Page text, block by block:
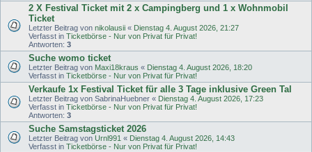
2 X Festival Ticket mit 2 x Campingberg und 1 x Wohnmobil
Ticket
Letzter Beitrag von nikolausii « Dienstag 4. August 2026, 21:27
Verfasst in Ticketbörse - Nur von Privat für Privat!
Antworten: 3
Suche womo ticket
Letzter Beitrag von Maxi18kraus « Dienstag 4. August 2026, 18:20
Verfasst in Ticketbörse - Nur von Privat für Privat!
Verkaufe 1x Festival Ticket für alle 3 Tage inklusive Green Tal
Letzter Beitrag von SabrinaHuebner « Dienstag 4. August 2026, 17:23
Verfasst in Ticketbörse - Nur von Privat für Privat!
Antworten: 3
Suche Samstagsticket 2026
Letzter Beitrag von Urnl991 « Dienstag 4. August 2026, 14:43
Verfasst in Ticketbörse - Nur von Privat für Privat!